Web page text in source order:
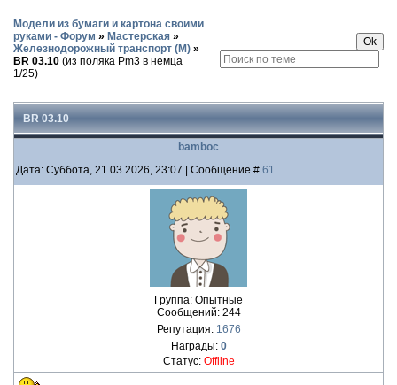
Модели из бумаги и картона своими
руками - Форум » Мастерская »
Железнодорожный транспорт (М) »
BR 03.10 (из поляка Pm3 в немца
1/25)
BR 03.10
bamboc
Дата: Суббота, 21.03.2026, 23:07 | Сообщение # 61
Группа: Опытные
Сообщений: 244
Репутация: 1676
Награды: 0
Статус: Offline